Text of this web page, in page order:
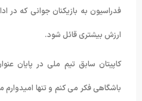
فدراسیون به بازیکنان جوانی که در
ارزش بیشتری قائل شود.
کاپیتان سابق تیم ملی در پایان
باشگاهی فکر می کنم و تنها امیدوارم